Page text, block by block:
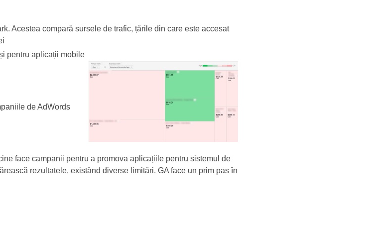
Acestea compară sursele de trafic, țările din care este accesat
pentru aplicații mobile
de AdWords
face campanii pentru a promova aplicațiile pentru sistemul de
rezultatele, existând diverse limitări. GA face un prim pas în